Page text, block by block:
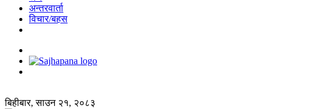
अन्तरवार्ता
विचार/बहस
बिहीबार, साउन २१, २०८३